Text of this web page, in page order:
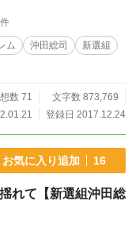
のイイ男” 達で お魅せいた
更し、初期設定はそのま
も門戸を広げていたく、性
な範囲かつR15の範囲
が過激な性表現があるも
けております 本小説を読
選組通、は勿論のこと、
いただいています ☆ 史
ム 沖田総司
新選組
数 71
文字数 873,769
登録日 2017.12.24
お気に入り追加 16
れて【新選組沖田総